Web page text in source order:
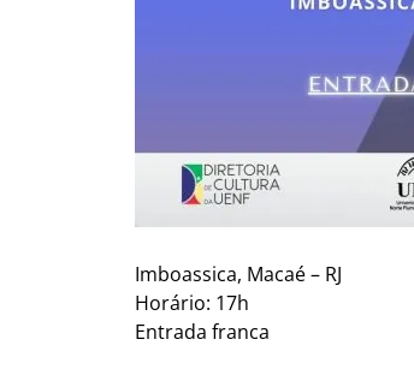
Imboassica, Macaé – RJ
Horário: 17h
Entrada franca